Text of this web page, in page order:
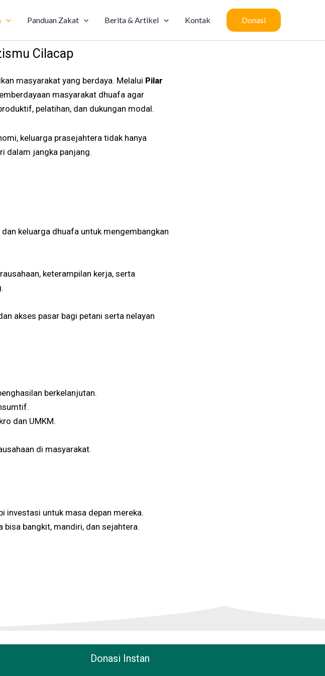
Panduan Zakat Berita & Artikel Kontak Donasi
Cilacap
masyarakat yang berdaya. Melalui Pilar
masyarakat dhuafa agar
pelatihan, dan dukungan modal.
keluarga prasejahtera tidak hanya
dalam jangka panjang.
keluarga dhuafa untuk mengembangkan
keterampilan kerja, serta
akses pasar bagi petani serta nelayan
berkelanjutan.
dan UMKM.
di masyarakat.
investasi untuk masa depan mereka.
bisa bangkit, mandiri, dan sejahtera.
Donasi Instan